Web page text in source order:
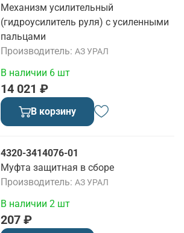
Механизм усилительный
(гидроусилитель руля) с усиленными
пальцами
Производитель АЗ УРАЛ
14 021 ₽
В наличии 6 шт
В корзину
4320-3414076-01
Муфта защитная в сборе
Производитель АЗ УРАЛ
207 ₽
В наличии 2 шт